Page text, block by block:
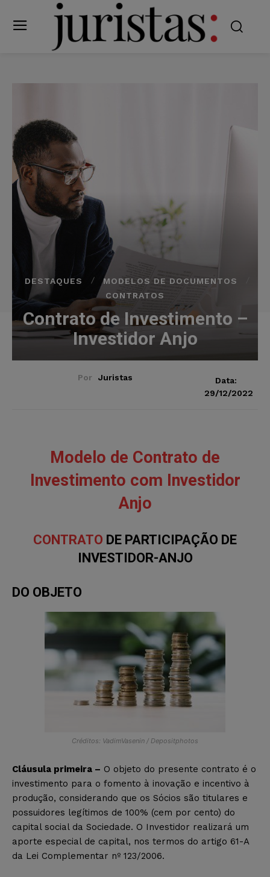
DESTAQUES
MODELOS DE DOCUMENTOS
CONTRATOS
Contrato de Investimento –
Investidor Anjo
Por Juristas
Data:
29/12/2022
Modelo de Contrato de
Investimento com Investidor
Anjo
CONTRATO DE PARTICIPAÇÃO DE
INVESTIDOR-ANJO
DO OBJETO
Créditos: VadimVasenin / Depositphotos
Cláusula primeira – O objeto do presente contrato é o
investimento para o fomento à inovação e incentivo à
produção, considerando que os Sócios são titulares e
possuidores legítimos de 100% (cem por cento) do
capital social da Sociedade. O Investidor realizará um
aporte especial de capital, nos termos do artigo 61-A
da Lei Complementar nº 123/2006.